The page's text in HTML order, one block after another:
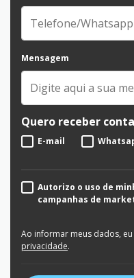
Mensagem
Quero receber
E-mail
Autorizo o uso de
campanhas de
Ao informar meus dados,
privacidade.